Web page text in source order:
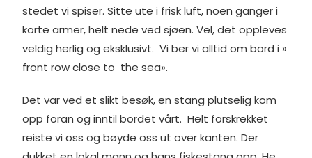
stedet vi spiser. Sitte ute i frisk luft, noen ganger i
korte armer, helt nede ved sjøen. Vel, det oppleves
veldig herlig og eksklusivt. Vi ber vi alltid om bord i »
front row close to the sea».
Det var ved et slikt besøk, en stang plutselig kom
opp foran og inntil bordet vårt. Helt forskrekket
reiste vi oss og bøyde oss ut over kanten. Der